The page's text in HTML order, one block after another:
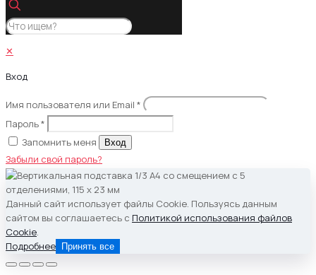
✕
Вход
Имя пользователя или Email *
Пароль*
Запомнить меня
Вход
Забыли свой пароль?
Данный сайт использует файлы Cookie. Пользуясь данным
сайтом вы соглашаетесь с Политикой использования файлов
Cookie
Подробнее Принять все